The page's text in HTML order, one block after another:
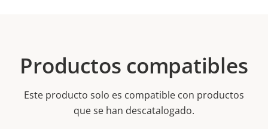
Productos compatibles
Este producto solo es compatible con productos
que se han descatalogado.